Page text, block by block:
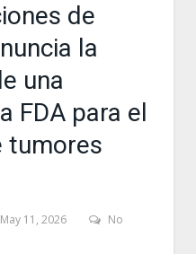
de
la
una
FDA para el
tumores
May 11, 2026
No